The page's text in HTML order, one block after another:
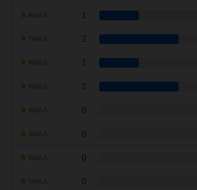
1
7点の人 2
1
2
0
0
0
0